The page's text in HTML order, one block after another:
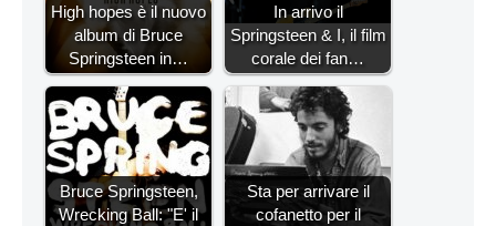
High hopes è il nuovo
album di Bruce
Springsteen in…
In arrivo il
Springsteen & I, il film
corale dei fan…
Bruce Springsteen,
Wrecking Ball: "E' il
Sta per arrivare il
cofanetto per il